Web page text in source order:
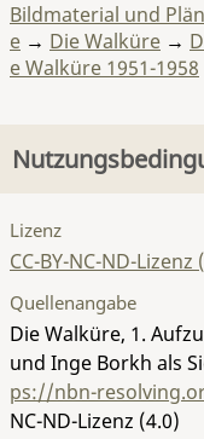
Bildmaterial und Plän
e → Die Walküre →
e Walküre 1951-1958
Lizenz
CC-BY-NC-ND-Lizenz
Quellenangabe
Die Walküre, 1.
und Inge Borkh als
ps://nbn-
NC-ND-Lizenz (4.0)